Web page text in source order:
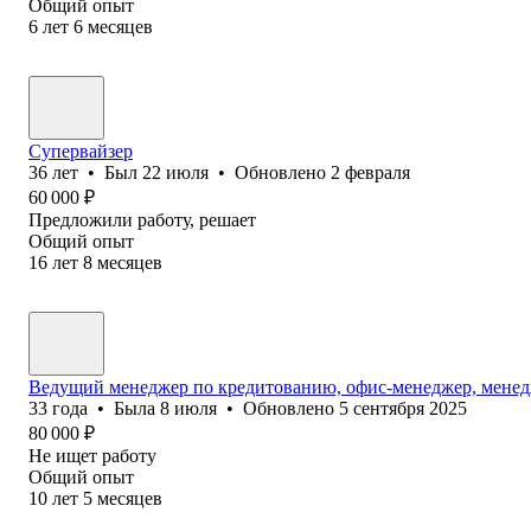
Общий опыт
6 лет 6 месяцев
Супервайзер
36 лет • Был 22 июля • Обновлено 2 февраля
60 000 ₽
Предложили работу, решает
Общий опыт
16 лет 8 месяцев
Ведущий менеджер по кредитованию, офис-менеджер,
33 года • Была 8 июля • Обновлено 5 сентября 2025
80 000 ₽
Не ищет работу
Общий опыт
10 лет 5 месяцев